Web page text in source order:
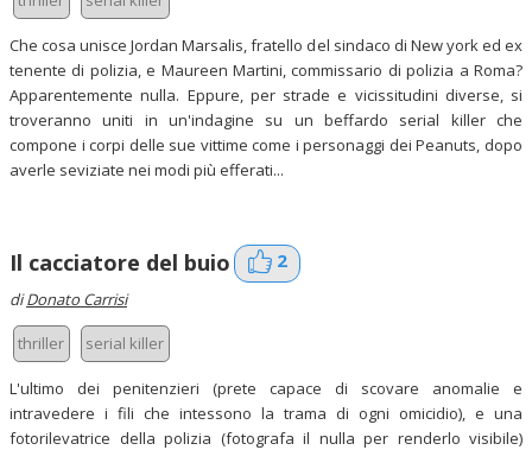
Che cosa unisce Jordan Marsalis, fratello del sindaco di New york ed ex
tenente di polizia, e Maureen Martini, commissario di polizia a Roma?
Apparentemente nulla. Eppure, per strade e vicissitudini diverse, si
troveranno uniti in un'indagine su un beffardo serial killer che
compone i corpi delle sue vittime come i personaggi dei Peanuts, dopo
averle seviziate nei modi più efferati...
Il cacciatore del buio 2
diDonato Carrisi
thriller serial killer
L'ultimo dei penitenzieri (prete capace di scovare anomalie e
intravedere i fili che intessono la trama di ogni omicidio), e una
fotorilevatrice della polizia (fotografa il nulla per renderlo visibile)